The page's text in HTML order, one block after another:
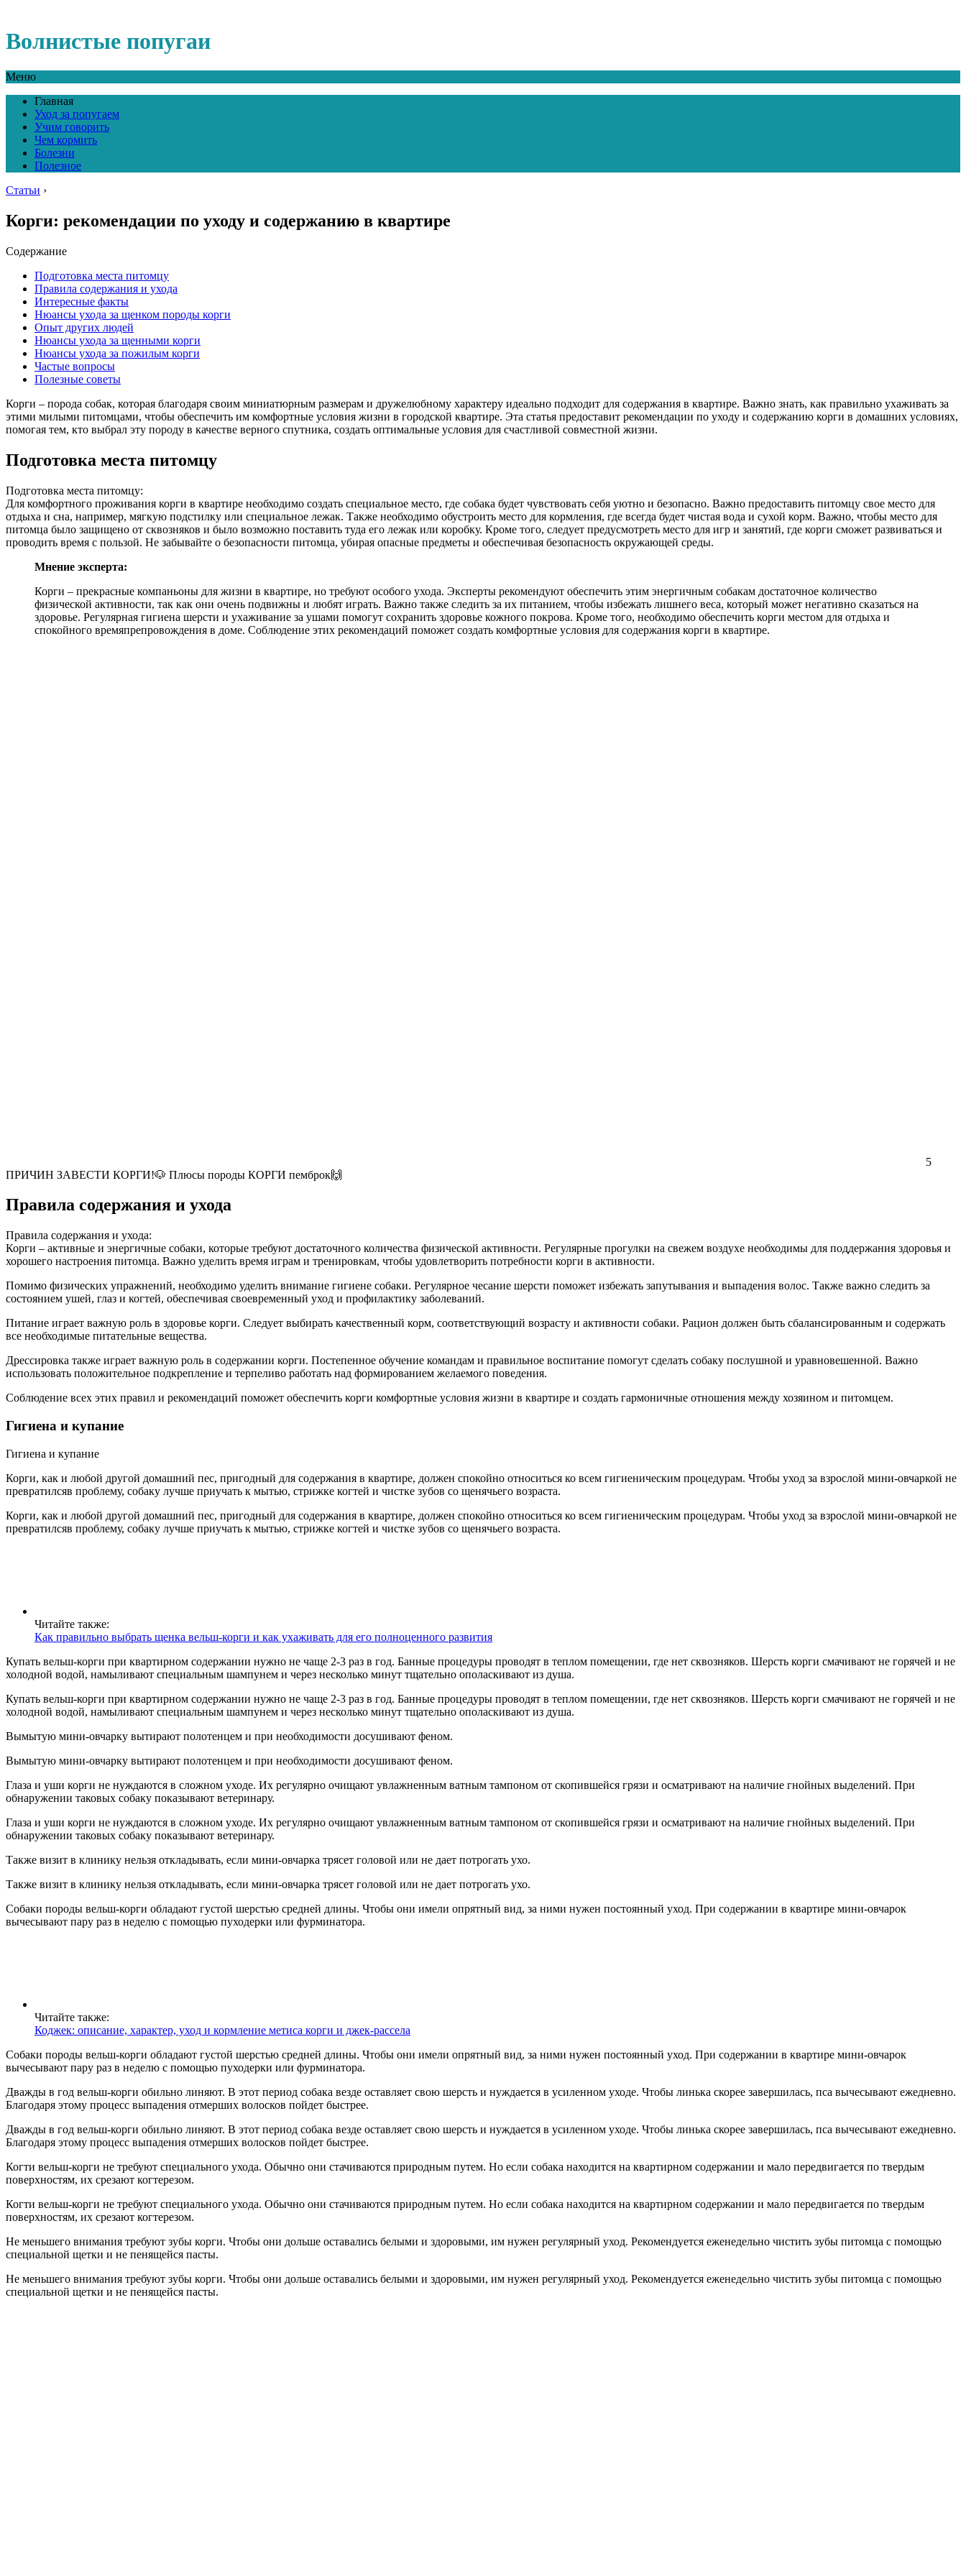
Волнистые попугаи
Меню
Главная
Уход за попугаем
Учим говорить
Чем кормить
Болезни
Полезное
Статьи ›
Корги: рекомендации по уходу и содержанию в квартире
Содержание
Подготовка места питомцу
Правила содержания и ухода
Интересные факты
Нюансы ухода за щенком породы корги
Опыт других людей
Нюансы ухода за щенными корги
Нюансы ухода за пожилым корги
Частые вопросы
Полезные советы
Корги – порода собак, которая благодаря своим миниатюрным размерам и дружелюбному характеру идеально подходит для содержания в квартире. Важно знать, как правильно ухаживать за
этими милыми питомцами, чтобы обеспечить им комфортные условия жизни в городской квартире. Эта статья предоставит рекомендации по уходу и содержанию корги в домашних условиях,
помогая тем, кто выбрал эту породу в качестве верного спутника, создать оптимальные условия для счастливой совместной жизни.
Подготовка места питомцу
Подготовка места питомцу:
Для комфортного проживания корги в квартире необходимо создать специальное место, где собака будет чувствовать себя уютно и безопасно. Важно предоставить питомцу свое место для
отдыха и сна, например, мягкую подстилку или специальное лежак. Также необходимо обустроить место для кормления, где всегда будет чистая вода и сухой корм. Важно, чтобы место для
питомца было защищено от сквозняков и было возможно поставить туда его лежак или коробку. Кроме того, следует предусмотреть место для игр и занятий, где корги сможет развиваться и
проводить время с пользой. Не забывайте о безопасности питомца, убирая опасные предметы и обеспечивая безопасность окружающей среды.
Мнение эксперта:
Корги – прекрасные компаньоны для жизни в квартире, но требуют особого ухода. Эксперты рекомендуют обеспечить этим энергичным собакам достаточное количество
физической активности, так как они очень подвижны и любят играть. Важно также следить за их питанием, чтобы избежать лишнего веса, который может негативно сказаться на
здоровье. Регулярная гигиена шерсти и ухаживание за ушами помогут сохранить здоровье кожного покрова. Кроме того, необходимо обеспечить корги местом для отдыха и
спокойного времяпрепровождения в доме. Соблюдение этих рекомендаций поможет создать комфортные условия для содержания корги в квартире.
5
ПРИЧИН ЗАВЕСТИ КОРГИ!🐶 Плюсы породы КОРГИ пемброк🙌
Правила содержания и ухода
Правила содержания и ухода:
Корги – активные и энергичные собаки, которые требуют достаточного количества физической активности. Регулярные прогулки на свежем воздухе необходимы для поддержания здоровья и
хорошего настроения питомца. Важно уделить время играм и тренировкам, чтобы удовлетворить потребности корги в активности.
Помимо физических упражнений, необходимо уделить внимание гигиене собаки. Регулярное чесание шерсти поможет избежать запутывания и выпадения волос. Также важно следить за
состоянием ушей, глаз и когтей, обеспечивая своевременный уход и профилактику заболеваний.
Питание играет важную роль в здоровье корги. Следует выбирать качественный корм, соответствующий возрасту и активности собаки. Рацион должен быть сбалансированным и содержать
все необходимые питательные вещества.
Дрессировка также играет важную роль в содержании корги. Постепенное обучение командам и правильное воспитание помогут сделать собаку послушной и уравновешенной. Важно
использовать положительное подкрепление и терпеливо работать над формированием желаемого поведения.
Соблюдение всех этих правил и рекомендаций поможет обеспечить корги комфортные условия жизни в квартире и создать гармоничные отношения между хозяином и питомцем.
Гигиена и купание
Гигиена и купание
Корги, как и любой другой домашний пес, пригодный для содержания в квартире, должен спокойно относиться ко всем гигиеническим процедурам. Чтобы уход за взрослой мини-овчаркой не
превратилсяв проблему, собаку лучше приучать к мытью, стрижке когтей и чистке зубов со щенячьего возраста.
Корги, как и любой другой домашний пес, пригодный для содержания в квартире, должен спокойно относиться ко всем гигиеническим процедурам. Чтобы уход за взрослой мини-овчаркой не
превратилсяв проблему, собаку лучше приучать к мытью, стрижке когтей и чистке зубов со щенячьего возраста.
Читайте также:
Как правильно выбрать щенка вельш-корги и как ухаживать для его полноценного развития
Купать вельш-корги при квартирном содержании нужно не чаще 2-3 раз в год. Банные процедуры проводят в теплом помещении, где нет сквозняков. Шерсть корги смачивают не горячей и не
холодной водой, намыливают специальным шампунем и через несколько минут тщательно ополаскивают из душа.
Купать вельш-корги при квартирном содержании нужно не чаще 2-3 раз в год. Банные процедуры проводят в теплом помещении, где нет сквозняков. Шерсть корги смачивают не горячей и не
холодной водой, намыливают специальным шампунем и через несколько минут тщательно ополаскивают из душа.
Вымытую мини-овчарку вытирают полотенцем и при необходимости досушивают феном.
Вымытую мини-овчарку вытирают полотенцем и при необходимости досушивают феном.
Глаза и уши корги не нуждаются в сложном уходе. Их регулярно очищают увлажненным ватным тампоном от скопившейся грязи и осматривают на наличие гнойных выделений. При
обнаружении таковых собаку показывают ветеринару.
Глаза и уши корги не нуждаются в сложном уходе. Их регулярно очищают увлажненным ватным тампоном от скопившейся грязи и осматривают на наличие гнойных выделений. При
обнаружении таковых собаку показывают ветеринару.
Также визит в клинику нельзя откладывать, если мини-овчарка трясет головой или не дает потрогать ухо.
Также визит в клинику нельзя откладывать, если мини-овчарка трясет головой или не дает потрогать ухо.
Собаки породы вельш-корги обладают густой шерстью средней длины. Чтобы они имели опрятный вид, за ними нужен постоянный уход. При содержании в квартире мини-овчарок
вычесывают пару раз в неделю с помощью пуходерки или фурминатора.
Читайте также:
Коджек: описание, характер, уход и кормление метиса корги и джек-рассела
Собаки породы вельш-корги обладают густой шерстью средней длины. Чтобы они имели опрятный вид, за ними нужен постоянный уход. При содержании в квартире мини-овчарок
вычесывают пару раз в неделю с помощью пуходерки или фурминатора.
Дважды в год вельш-корги обильно линяют. В этот период собака везде оставляет свою шерсть и нуждается в усиленном уходе. Чтобы линька скорее завершилась, пса вычесывают ежедневно.
Благодаря этому процесс выпадения отмерших волосков пойдет быстрее.
Дважды в год вельш-корги обильно линяют. В этот период собака везде оставляет свою шерсть и нуждается в усиленном уходе. Чтобы линька скорее завершилась, пса вычесывают ежедневно.
Благодаря этому процесс выпадения отмерших волосков пойдет быстрее.
Когти вельш-корги не требуют специального ухода. Обычно они стачиваются природным путем. Но если собака находится на квартирном содержании и мало передвигается по твердым
поверхностям, их срезают когтерезом.
Когти вельш-корги не требуют специального ухода. Обычно они стачиваются природным путем. Но если собака находится на квартирном содержании и мало передвигается по твердым
поверхностям, их срезают когтерезом.
Не меньшего внимания требуют зубы корги. Чтобы они дольше оставались белыми и здоровыми, им нужен регулярный уход. Рекомендуется еженедельно чистить зубы питомца с помощью
специальной щетки и не пенящейся пасты.
Не меньшего внимания требуют зубы корги. Чтобы они дольше оставались белыми и здоровыми, им нужен регулярный уход. Рекомендуется еженедельно чистить зубы питомца с помощью
специальной щетки и не пенящейся пасты.